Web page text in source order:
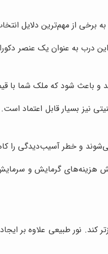
از مهم‌ترین دلایل
درب به عنوان یک عنصر
باعث شود که ملک شما با
نیز بسیار قابل اعتماد
و خطر آسیب‌دیدگی را
هزینه‌های گرمایش و
کند. نور طبیعی علاوه بر